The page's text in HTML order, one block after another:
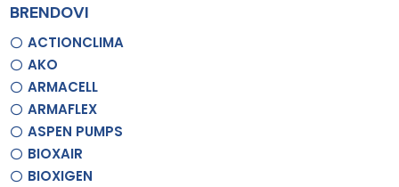
BRENDOVI
ACTIONCLIMA
AKO
ARMACELL
ARMAFLEX
ASPEN PUMPS
BIOXAIR
BIOXIGEN